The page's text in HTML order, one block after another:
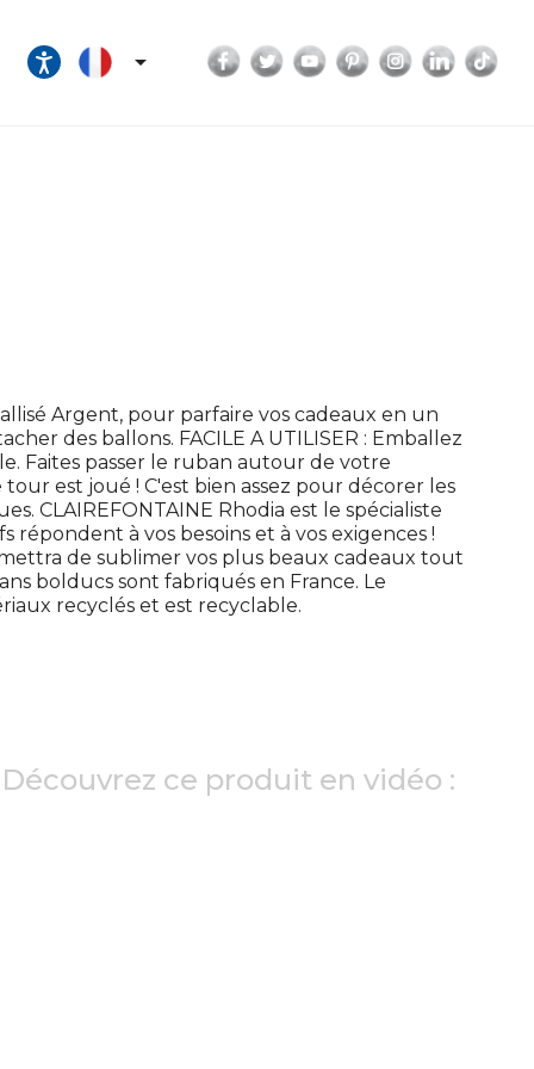
 Facebook
TwitterYouTubePinterestInstagram
Argent, pour parfaire vos cadeaux en un
des ballons. FACILE A UTILISER : Emballez
Faites passer le ruban autour de votre
est joué ! C'est bien assez pour décorer les
CLAIREFONTAINE Rhodia est le spécialiste
à vos besoins et à vos exigences !
de sublimer vos plus beaux cadeaux tout
bolducs sont fabriqués en France. Le
recyclés et est recyclable.
Découvrez ce produit en vidéo :